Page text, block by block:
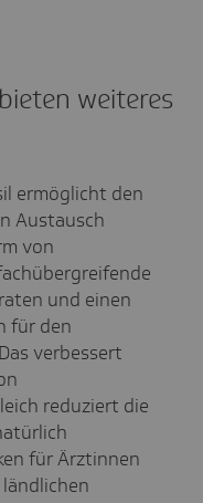
weiteres
ermöglicht den
Austausch
von
und einen
für den
verbessert
reduziert die
für Ärztinnen